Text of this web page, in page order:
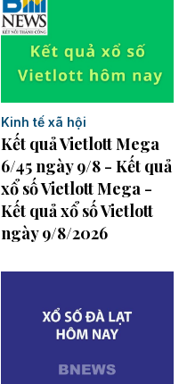
Kinh tế xã hội
Kết quả Vietlott Mega
6/45 ngày 9/8 - Kết quả
xổ số Vietlott Mega -
Kết quả xổ số Vietlott
ngày 9/8/2026